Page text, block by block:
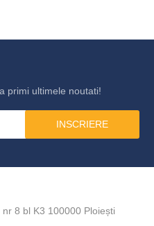
primi ultimele noutati!
INSCRIERE
8 bl K3 100000 Ploiești